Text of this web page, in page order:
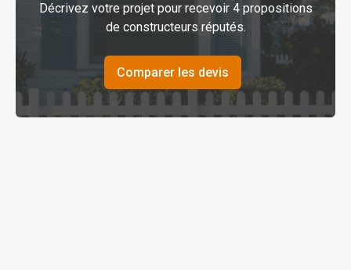
Décrivez votre projet pour recevoir 4 propositions
de constructeurs réputés.
Comparer les devis